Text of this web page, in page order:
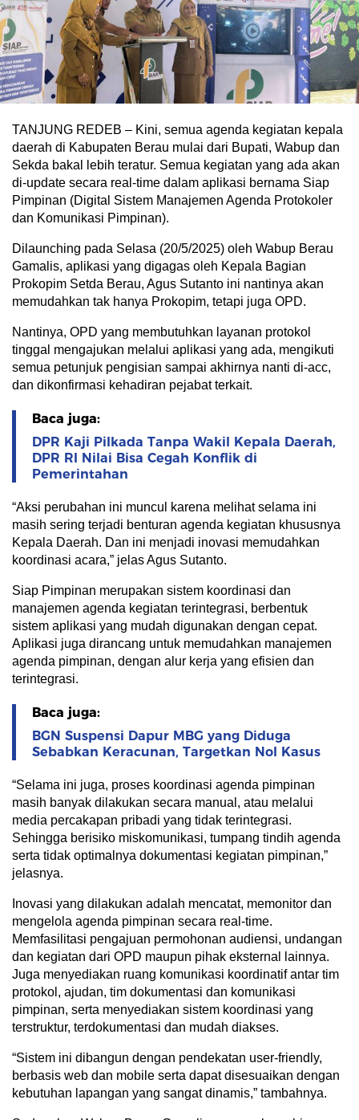
TANJUNG REDEB – Kini, semua agenda kegiatan kepala
daerah di Kabupaten Berau mulai dari Bupati, Wabup dan
Sekda bakal lebih teratur. Semua kegiatan yang ada akan
di-update secara real-time dalam aplikasi bernama Siap
Pimpinan (Digital Sistem Manajemen Agenda Protokoler
dan Komunikasi Pimpinan).
Dilaunching pada Selasa (20/5/2025) oleh Wabup Berau
Gamalis, aplikasi yang digagas oleh Kepala Bagian
Prokopim Setda Berau, Agus Sutanto ini nantinya akan
memudahkan tak hanya Prokopim, tetapi juga OPD.
Nantinya, OPD yang membutuhkan layanan protokol
tinggal mengajukan melalui aplikasi yang ada, mengikuti
semua petunjuk pengisian sampai akhirnya nanti di-acc,
dan dikonfirmasi kehadiran pejabat terkait.
Baca juga:
DPR Kaji Pilkada Tanpa Wakil Kepala Daerah,
DPR RI Nilai Bisa Cegah Konflik di
Pemerintahan
“Aksi perubahan ini muncul karena melihat selama ini
masih sering terjadi benturan agenda kegiatan khususnya
Kepala Daerah. Dan ini menjadi inovasi memudahkan
koordinasi acara,” jelas Agus Sutanto.
Siap Pimpinan merupakan sistem koordinasi dan
manajemen agenda kegiatan terintegrasi, berbentuk
sistem aplikasi yang mudah digunakan dengan cepat.
Aplikasi juga dirancang untuk memudahkan manajemen
agenda pimpinan, dengan alur kerja yang efisien dan
terintegrasi.
Baca juga:
BGN Suspensi Dapur MBG yang Diduga
Sebabkan Keracunan, Targetkan Nol Kasus
“Selama ini juga, proses koordinasi agenda pimpinan
masih banyak dilakukan secara manual, atau melalui
media percakapan pribadi yang tidak terintegrasi.
Sehingga berisiko miskomunikasi, tumpang tindih agenda
serta tidak optimalnya dokumentasi kegiatan pimpinan,”
jelasnya.
Inovasi yang dilakukan adalah mencatat, memonitor dan
mengelola agenda pimpinan secara real-time.
Memfasilitasi pengajuan permohonan audiensi, undangan
dan kegiatan dari OPD maupun pihak eksternal lainnya.
Juga menyediakan ruang komunikasi koordinatif antar tim
protokol, ajudan, tim dokumentasi dan komunikasi
pimpinan, serta menyediakan sistem koordinasi yang
terstruktur, terdokumentasi dan mudah diakses.
“Sistem ini dibangun dengan pendekatan user-friendly,
berbasis web dan mobile serta dapat disesuaikan dengan
kebutuhan lapangan yang sangat dinamis,” tambahnya.